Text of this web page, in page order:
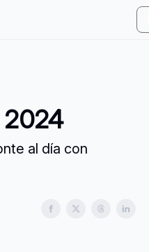
2024
al día con